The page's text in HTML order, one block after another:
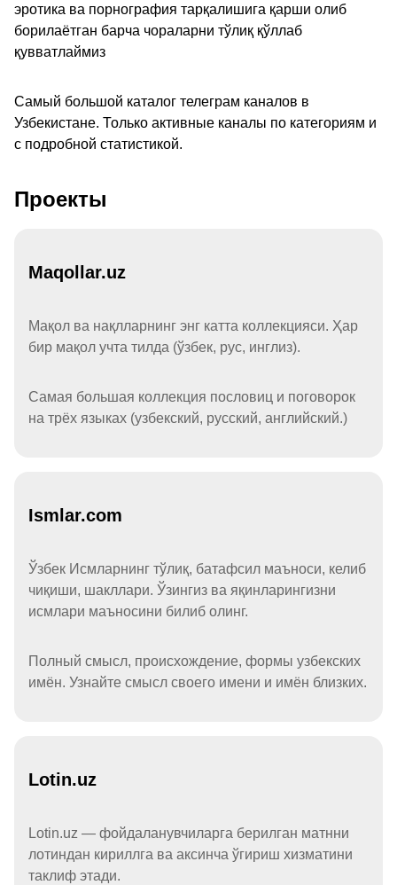
эротика ва порнография тарқалишига қарши олиб
борилаётган барча чораларни тўлиқ қўллаб
қувватлаймиз
Самый большой каталог телеграм каналов в
Узбекистане. Только активные каналы по категориям и
с подробной статистикой.
Проекты
Maqollar.uz
Мақол ва нақлларнинг энг катта коллекцияси. Ҳар
бир мақол учта тилда (ўзбек, рус, инглиз).
Самая большая коллекция пословиц и поговорок
на трёх языках (узбекский, русский, английский.)
Ismlar.com
Ўзбек Исмларнинг тўлиқ, батафсил маъноси, келиб
чиқиши, шакллари. Ўзингиз ва яқинларингизни
исмлари маъносини билиб олинг.
Полный смысл, происхождение, формы узбекских
имён. Узнайте смысл своего имени и имён близких.
Lotin.uz
Lotin.uz — фойдаланувчиларга берилган матнни
лотиндан кириллга ва аксинча ўгириш хизматини
таклиф этади.